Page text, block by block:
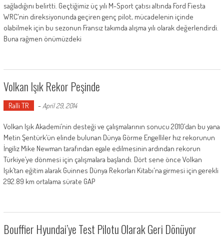
sağladığını belirtti. Geçtiğimiz üç yılı M-Sport çatısı altında Ford Fiesta
WRC'nin direksiyonunda geçiren genç pilot, mücadelenin içinde
olabilmek için bu sezonun Fransız takımda alışma yılı olarak değerlendirdi.
Buna rağmen önümüzdeki
Volkan Işık Rekor Peşinde
Ralli TR - April 29, 2014
Volkan Işık Akademi’nin desteği ve çalışmalarının sonucu 2010’dan bu yana
Metin Şentürk’ün elinde bulunan Dünya Görme Engelliler hız rekorunun
İngiliz Mike Newman tarafından egale edilmesinin ardından rekorun
Türkiye’ye dönmesi için çalışmalara başlandı. Dört sene önce Volkan
Işık’tan eğitim alarak Guinnes Dünya Rekorları Kitabı'na girmesi için gerekli
292.89 km ortalama sürate GAP
Bouffier Hyundai’ye Test Pilotu Olarak Geri Dönüyor